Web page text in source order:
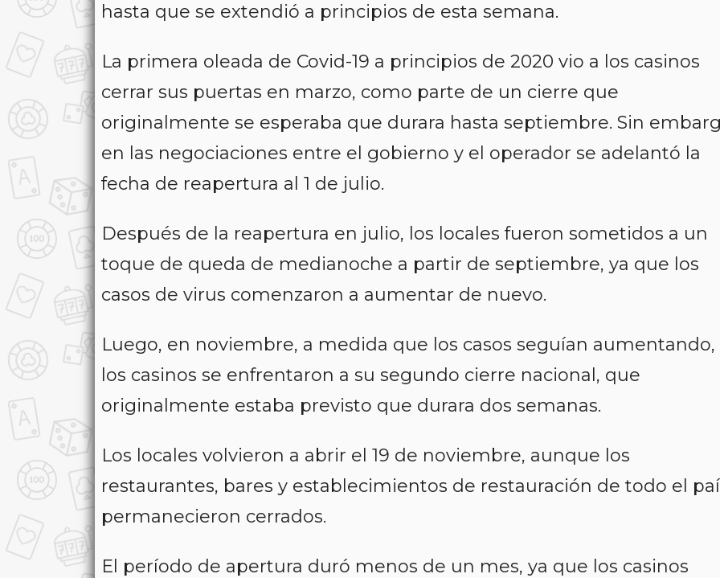
hasta que se extendió a principios de esta semana.
La primera oleada de Covid-19 a principios de 2020 vio a los casinos
cerrar sus puertas en marzo, como parte de un cierre que
originalmente se esperaba que durara hasta septiembre. Sin
en las negociaciones entre el gobierno y el operador se adelantó la
fecha de reapertura al 1 de julio.
Después de la reapertura en julio, los locales fueron sometidos a un
toque de queda de medianoche a partir de septiembre, ya que los
casos de virus comenzaron a aumentar de nuevo.
Luego, en noviembre, a medida que los casos seguían aumentando,
los casinos se enfrentaron a su segundo cierre nacional, que
originalmente estaba previsto que durara dos semanas.
Los locales volvieron a abrir el 19 de noviembre, aunque los
restaurantes, bares y establecimientos de restauración de todo el
permanecieron cerrados.
El período de apertura duró menos de un mes, ya que los casinos